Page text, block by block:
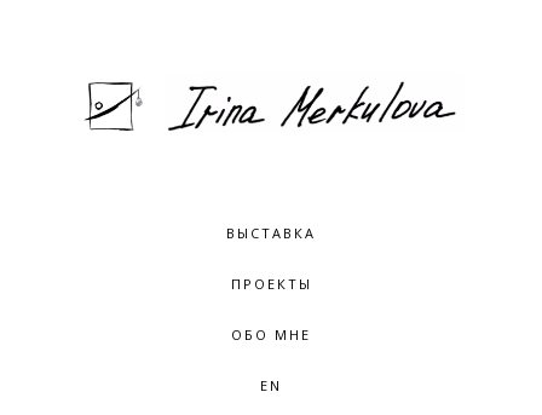
ВЫСТАВКА
ПРОЕКТЫ
ОБО МНЕ
EN